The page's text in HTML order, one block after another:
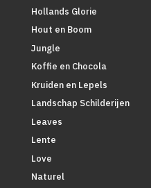
Hollands Glorie
Hout en Boom
Jungle
Koffie en Chocola
Kruiden en Lepels
Landschap Schilderijen
Leaves
Lente
Love
Naturel